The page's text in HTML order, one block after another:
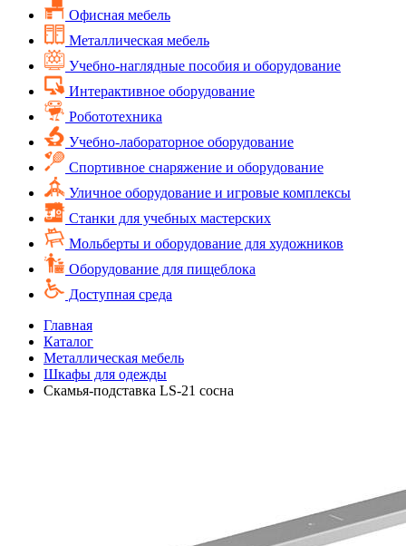
Офисная мебель
Металлическая мебель
Учебно-наглядные пособия и оборудование
Интерактивное оборудование
Робототехника
Учебно-лабораторное оборудование
Спортивное снаряжение и оборудование
Уличное оборудование и игровые комплексы
Cтанки для учебных мастерских
Мольберты и оборудование для художников
Оборудование для пищеблока
Доступная среда
Главная
Каталог
Металлическая мебель
Шкафы для одежды
Скамья-подставка LS-21 сосна